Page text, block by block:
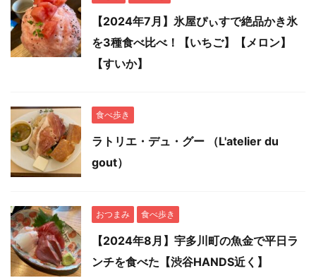
【2024年7月】氷屋ぴぃすで絶品かき氷
を3種食べ比べ！【いちご】【メロン】
【すいか】
食べ歩き
ラトリエ・デュ・グー （L'atelier du
gout）
おつまみ 食べ歩き
【2024年8月】宇多川町の魚金で平日ラ
ンチを食べた【渋谷HANDS近く】